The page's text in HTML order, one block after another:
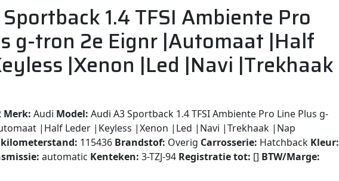
1.4 TFSI Ambiente Pro
g-tron 2e Eignr |Automaat |Half
|Xenon |Led |Navi |Trekhaak
Merk: Audi Model: Audi A3 Sportback 1.4 TFSI Ambiente Pro Line Plus g-
|Half Leder |Keyless |Xenon |Led |Navi |Trekhaak |Nap
kilometerstand: 115436 Brandstof: Overig Carrosserie: Hatchback Kleur:
automatic Kenteken: 3-TZJ-94 Registratie tot: [] BTW/Marge: